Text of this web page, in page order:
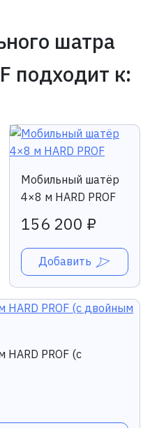
шатра
подходит к:
Мобильный шатёр
4×8 м HARD PROF
156 200 ₽
Добавить
PROF (с